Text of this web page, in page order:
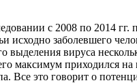
с 2008 по 2014
исходно заболевшего
выделения вируса
максимум приходился
Все это говорит о